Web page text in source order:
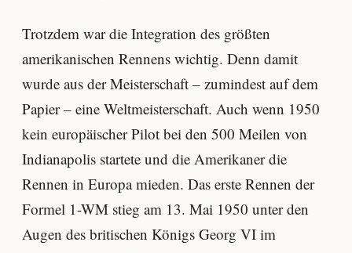
Trotzdem war die Integration des größten
amerikanischen Rennens wichtig. Denn damit
wurde aus der Meisterschaft – zumindest auf dem
Papier – eine Weltmeisterschaft. Auch wenn 1950
kein europäischer Pilot bei den 500 Meilen von
Indianapolis startete und die Amerikaner die
Rennen in Europa mieden. Das erste Rennen der
Formel 1-WM stieg am 13. Mai 1950 unter den
Augen des britischen Königs Georg VI im